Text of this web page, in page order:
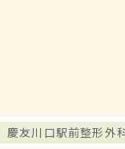
慶友川口駅前整形外